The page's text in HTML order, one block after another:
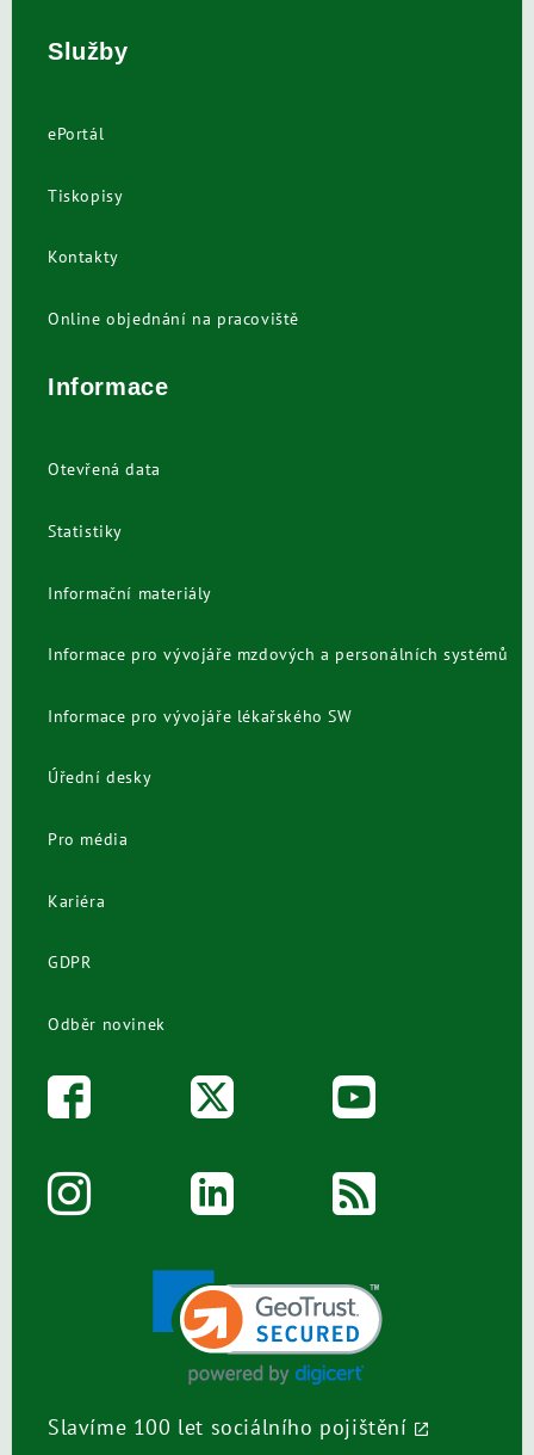
Služby
ePortál
Tiskopisy
Kontakty
Online objednání na pracoviště
Informace
Otevřená data
Statistiky
Informační materiály
Informace pro vývojáře mzdových a personálních systémů
Informace pro vývojáře lékařského SW
Úřední desky
Pro média
Kariéra
GDPR
Odběr novinek
Slavíme 100 let sociálního pojištění